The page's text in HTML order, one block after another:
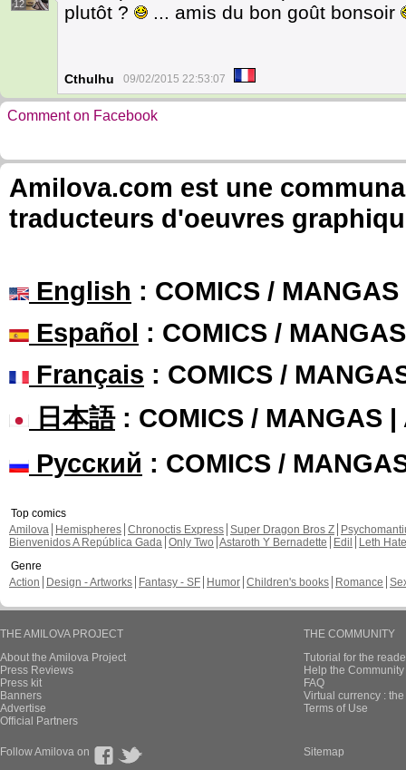
12
plutôt ?
... amis du bon goût bonsoir
Cthulhu 09/02/2015 22:53:07
Comment on Facebook
Amilova.com est une
traducteurs d'oeuvres
English : COMICS /
Español : COMICS /
Français : COMICS /
日本語: COMICS / MANGAS |
Русский : COMICS /
Top comics
Amilova
Hemispheres Chronoctis Express Super Dragon Bros Z
Bienvenidos A República Gada Only Two Astaroth Y Bernadette Edil
Leth Hate
Genre
Action
Design - Artworks Fantasy - SF Humor Children's books Romance
THE AMILOVA PROJECT
About the Amilova Project
Press Reviews
Press kit
Banners
Advertise
Official Partners
THE COMMUNITY
Tutorial for the
Help the
FAQ
Virtual currency :
Terms of Use
Follow Amilova on Sitemap